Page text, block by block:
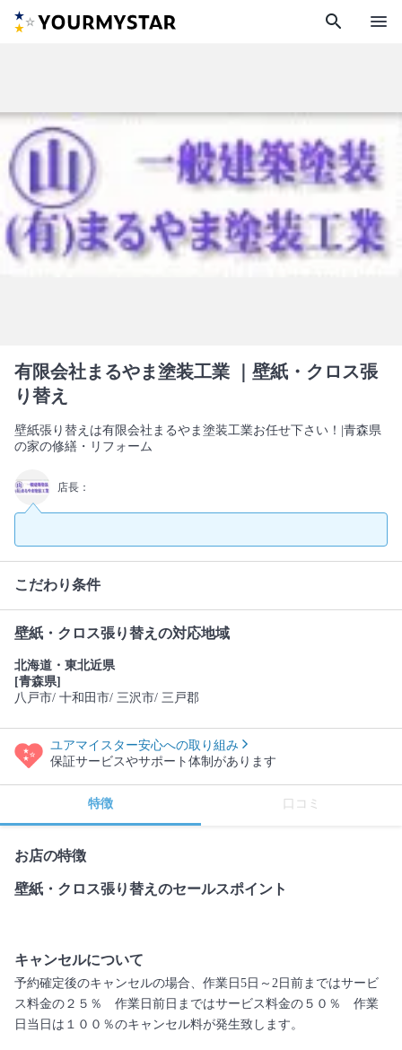
search menu
有限会社まるやま塗装工業 ｜壁紙・クロス張
り替え
壁紙張り替えは有限会社まるやま塗装工業お任せ下さい！|青森県
の家の修繕・リフォーム
店長：
こだわり条件
壁紙・クロス張り替えの対応地域
北海道・東北近県
[青森県]
八戸市/ 十和田市/ 三沢市/ 三戸郡
ユアマイスター安心への取り組み
保証サービスやサポート体制があります
特徴 口コミ
お店の特徴
壁紙・クロス張り替えのセールスポイント
キャンセルについて
予約確定後のキャンセルの場合、作業日5日～2日前まではサービ
ス料金の２５％ 作業日前日まではサービス料金の５０％ 作業
日当日は１００％のキャンセル料が発生致します。